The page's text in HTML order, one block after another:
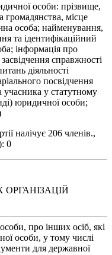
особи: прізвище,
громадянства, місце
особа; найменування,
та ідентифікаційний
інформація про
справжності
діяльності
посвідчення
учасника у статутному
юридичної особи;
налічує 206 членів.,
0
ОРГАНІЗАЦІЙ
про інших осіб, які
особи, у тому числі
для державної